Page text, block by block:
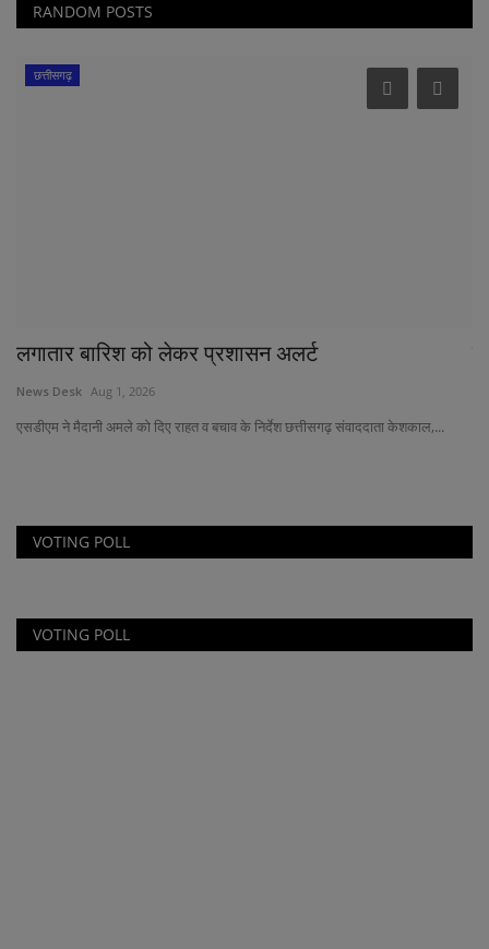
RANDOM POSTS
छत्तीसगढ़
लगातार बारिश को लेकर प्रशासन अलर्ट
News Desk Aug 1, 2026
एसडीएम ने मैदानी अमले को दिए राहत व बचाव के निर्देश छत्तीसगढ़ संवाददाता केशकाल,...
VOTING POLL
VOTING POLL